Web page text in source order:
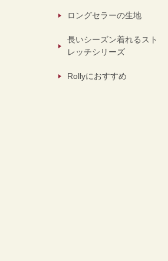
ロングセラーの生地
長いシーズン着れるスト
レッチシリーズ
Rollyにおすすめ